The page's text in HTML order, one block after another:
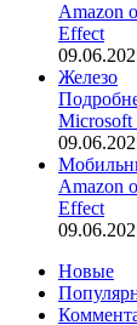
Amazon
Effect
Железо
Microsoft
Amazon
Effect
Новые